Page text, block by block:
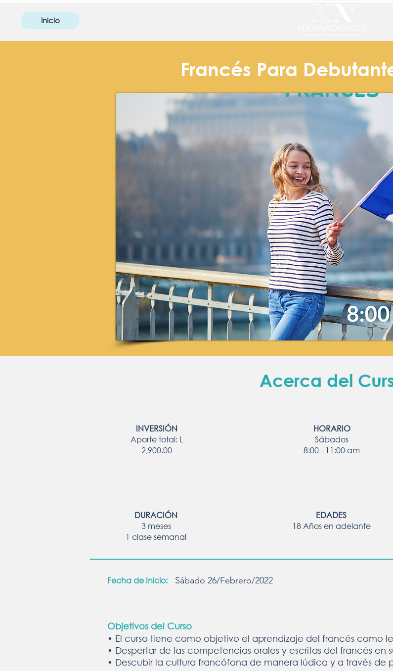
Inicio
Francés Para
Acerca del
INVERSIÓN
Aporte total: L
2,900.00
DURACIÓN
3 meses
1 clase semanal
HORARIO
Sábados
8:00 - 11:00 am
EDADES
18 Años en adelante
Fecha de Inicio: Sábado 26/Febrero/2022
Objetivos del Curso
• El curso tiene como objetivo el aprendizaje del francés como
• Despertar de las competencias orales y escritas del francés en
• Descubir la cultura francófona de manera lúdica y a través de